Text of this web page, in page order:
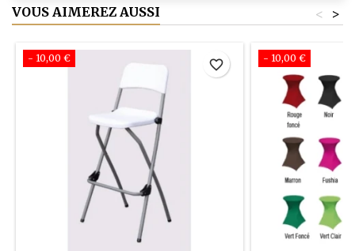
VOUS AIMEREZ AUSSI >
<
- 10,00 € favorite_border - 10,00 €